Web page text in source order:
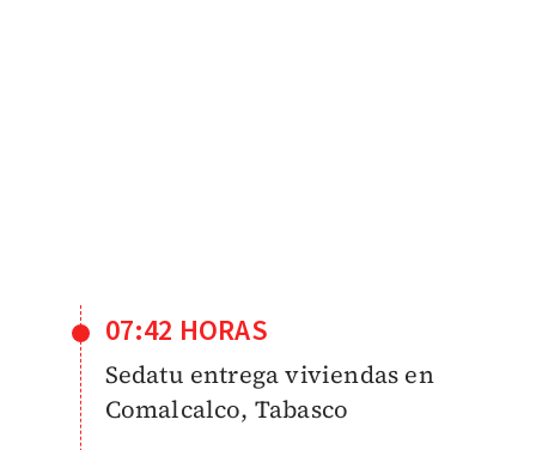
07:42 HORAS
Sedatu entrega viviendas en
Comalcalco, Tabasco